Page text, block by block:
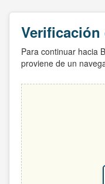
Verificación
Para continuar hacia
proviene de un